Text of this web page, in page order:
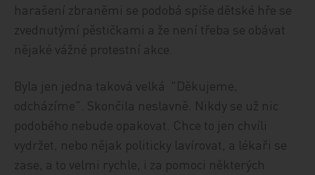
harašení zbraněmi se podobá spíše dětské hře se
zvednutýmí pěstičkami a že není třeba se obávat
nějaké vážné protestní akce.
Byla jen jedna taková velká "Děkujeme,
odcházíme". Skončila neslavně. Nikdy se už nic
podobého nebude opakovat. Chce to jen chvíli
vydržet, nebo nějak politicky lavírovat, a lékaři se
zase, a to velmi rychle, i za pomoci některých